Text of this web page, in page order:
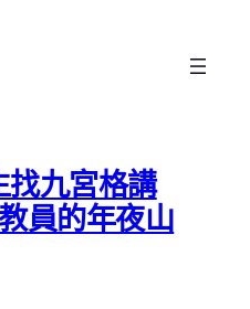
找九宮格講
員的年夜山